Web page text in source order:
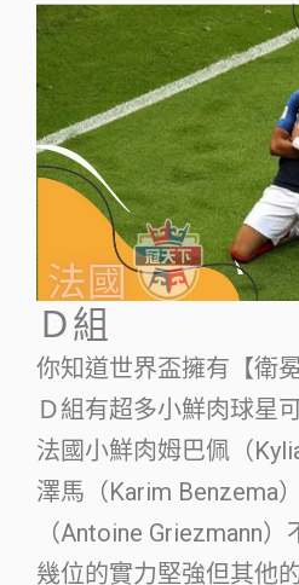
Ｄ組
你知道世界盃擁有【衛
Ｄ組有超多小鮮肉球星
法國小鮮肉姆巴佩（
澤馬（Karim Benzema
（Antoine Griezmann
幾位的實力堅強但其他